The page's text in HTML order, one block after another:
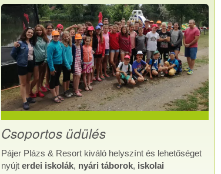
Igen (ez alkalommal)
kezelése
Csoportos üdülés
Pájer Plázs & Resort kiváló helyszínt és lehetőséget
nyújt erdei iskolák, nyári táborok, iskolai